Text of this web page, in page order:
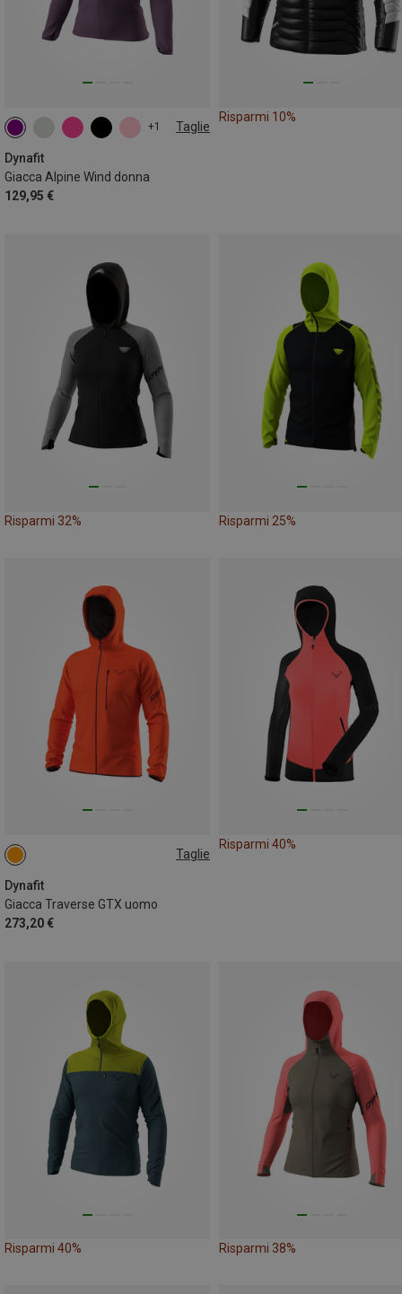
+1 Taglie
Dynafit
Giacca Alpine Wind donna
129,95 €
XS M XL
Risparmi 10%
Risparmi 32% Risparmi 25%
Taglie
Dynafit
Giacca Traverse GTX uomo
273,20 €
S
Risparmi 40%
Risparmi 40% Risparmi 38%